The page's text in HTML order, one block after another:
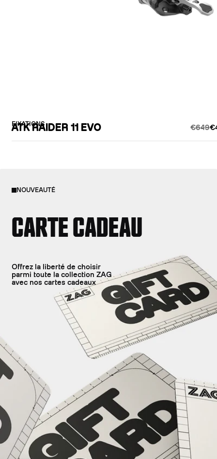
FIXATIONS
ATK RAIDER 11 EVO €649
NOUVEAUTÉ
CARTE CADEAU
Offrez la liberté de choisir
parmi toute la collection ZAG
avec nos cartes cadeaux